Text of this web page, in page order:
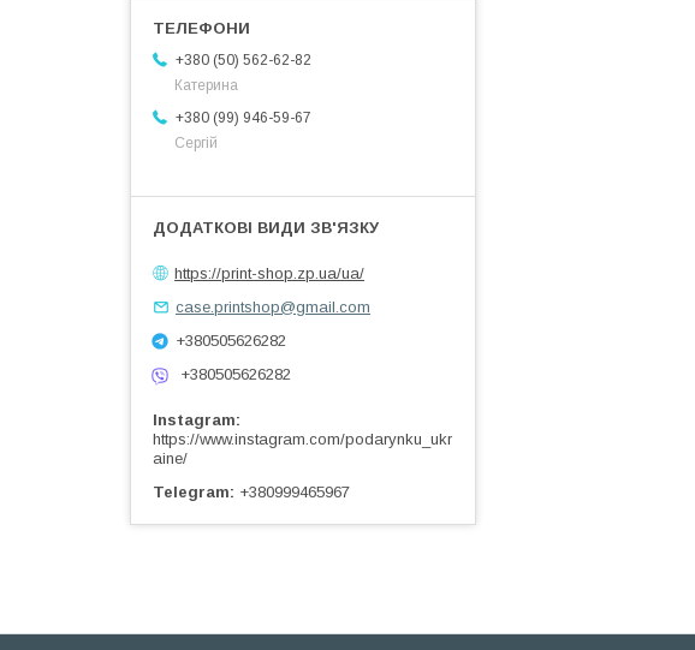
+380 (50) 562-62-82
Катерина
+380 (99) 946-59-67
Сергій
https://print-shop.zp.ua/ua/
case.printshop@gmail.com
+380505626282
+380505626282
Instagram
https://www.instagram.com/podarynku_ukr
aine/
Telegram
+380999465967